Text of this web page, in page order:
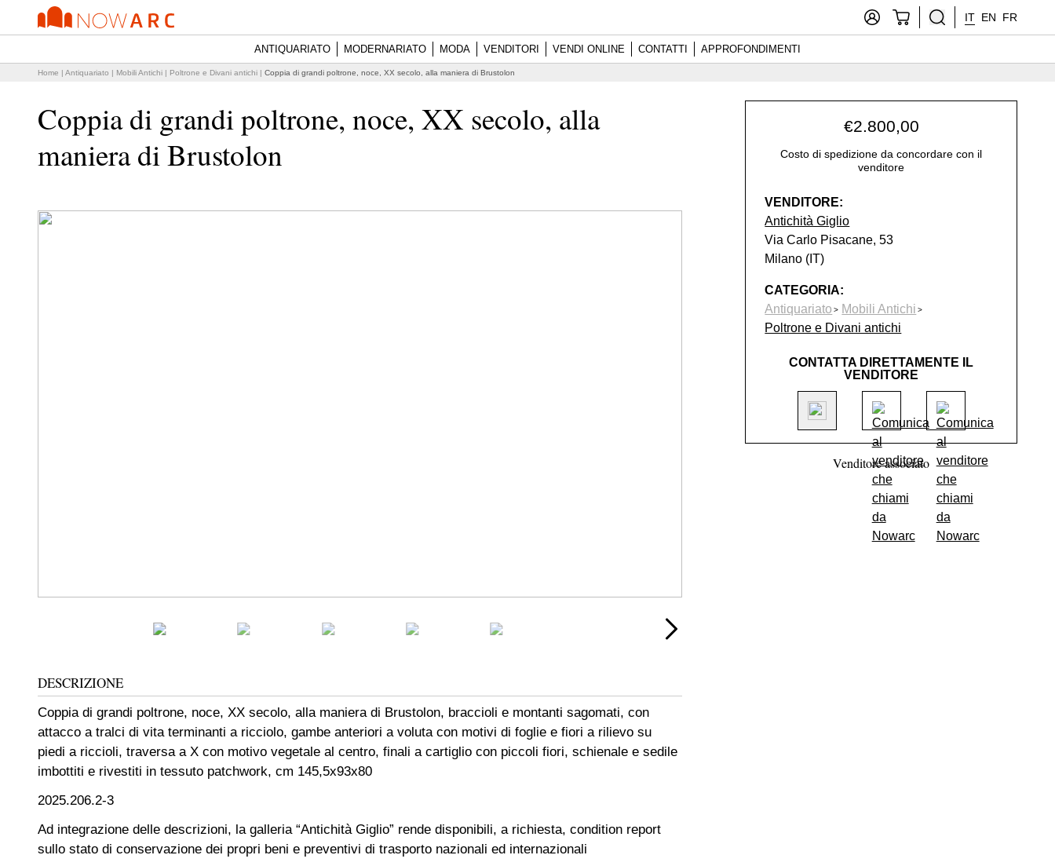
IT EN FR
ANTIQUARIATO MODERNARIATO MODA VENDITORI VENDI ONLINE CONTATTI APPROFONDIMENTI
Home | Antiquariato | Mobili Antichi | Poltrone e Divani antichi | Coppia di grandi poltrone, noce, XX secolo, alla maniera di Brustolon
Coppia di grandi poltrone, noce, XX secolo, alla
maniera di Brustolon
DESCRIZIONE
Coppia di grandi poltrone, noce, XX secolo, alla maniera di Brustolon, braccioli e montanti sagomati, con
attacco a tralci di vita terminanti a ricciolo, gambe anteriori a voluta con motivi di foglie e fiori a rilievo su
piedi a riccioli, traversa a X con motivo vegetale al centro, finali a cartiglio con piccoli fiori, schienale e sedile
imbottiti e rivestiti in tessuto patchwork, cm 145,5x93x80
2025.206.2-3
Ad integrazione delle descrizioni, la galleria “Antichità Giglio” rende disponibili, a richiesta, condition report
sullo stato di conservazione dei propri beni e preventivi di trasporto nazionali ed internazionali
€2.800,00
Costo di spedizione da concordare con il
venditore
VENDITORE:
Antichità Giglio
Via Carlo Pisacane, 53
Milano (IT)
CATEGORIA:
Antiquariato
Mobili Antichi
Poltrone e Divani antichi
CONTATTA DIRETTAMENTE IL
VENDITORE
Venditore associato